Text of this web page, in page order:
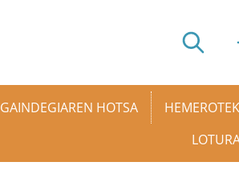
GAINDEGIAREN HOTSA